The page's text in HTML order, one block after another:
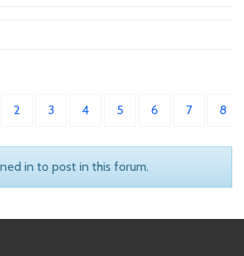
2 3 4 5 6 7 8
in to post in this forum.